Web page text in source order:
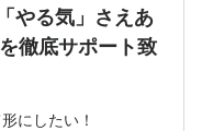
やる気」さえあ
徹底サポート致
にしたい！